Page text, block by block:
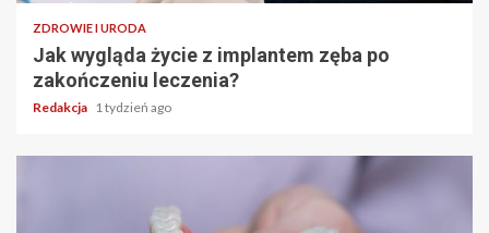
ZDROWIE I URODA
Jak wygląda życie z implantem zęba po
zakończeniu leczenia?
Redakcja 1 tydzień ago